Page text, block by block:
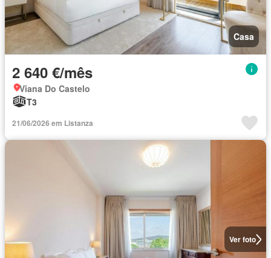
Casa
2 640 €/mês
Viana Do Castelo
T3
21/06/2026 em Listanza
Ver foto